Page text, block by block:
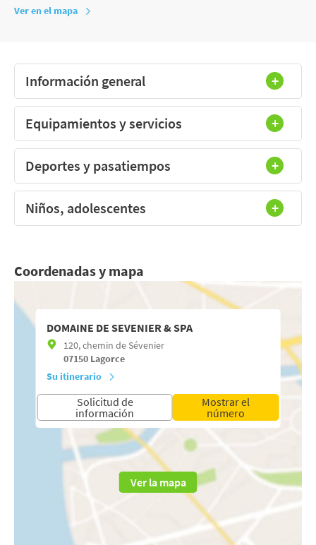
Ver en el mapa
Información general
Equipamientos y servicios
Deportes y pasatiempos
Niños, adolescentes
Coordenadas y mapa
DOMAINE DE SEVENIER & SPA
120, chemin de Sévenier
07150 Lagorce
Su itinerario
Solicitud de
información
Mostrar el
número
Ver la mapa